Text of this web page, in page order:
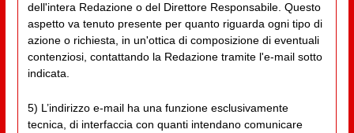
dell'intera Redazione o del Direttore Responsabile. Questo
aspetto va tenuto presente per quanto riguarda ogni tipo di
azione o richiesta, in un'ottica di composizione di eventuali
contenziosi, contattando la Redazione tramite l'e-mail sotto
indicata.
5) L’indirizzo e-mail ha una funzione esclusivamente
tecnica, di interfaccia con quanti intendano comunicare